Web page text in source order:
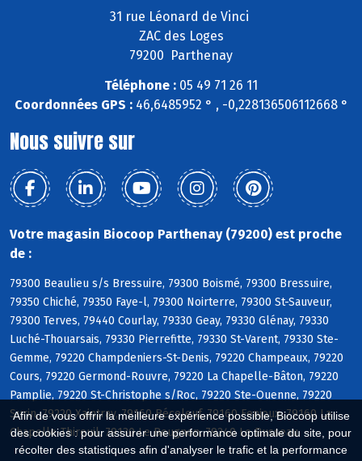
Afin de vous offrir la meilleure expérience possible, Biocoop utilise
des cookies : pour assurer une performance optimale du site, pour
récolter des statistiques afin d'analyser le trafic et la performance
31 rue Léonard de Vinci
ZAC des Loges
79200 Parthenay
Téléphone : 05 49 71 26 11
Coordonnées GPS :46,6485952 ° , -0,228136506112668 °
Nous suivre sur
Votre magasin Biocoop Parthenay (79200) est proche
de :
79300 Beaulieu s/s Bressuire, 79300 Boismé, 79300 Bressuire,
79350 Chiché, 79350 Faye-l, 79300 Noirterre, 79300 St-Sauveur,
79300 Terves, 79440 Courlay, 79330 Geay, 79330 Glénay, 79330
Luché-Thouarsais, 79330 Pierrefitte, 79330 St-Varent, 79330 Ste-
Gemme, 79220 Champdeniers-St-Denis, 79220 Champeaux, 79220
Cours, 79220 Germond-Rouvre, 79220 La Chapelle-Bâton, 79220
Pamplie, 79220 St-Christophe s/Roc, 79220 Ste-Ouenne, 79220
Surin, 79220 Xaintray, 79160 Béceleuf, 79160 Fenioux, 79160 La
Chapelle-Thireuil, 79130 Le Beugnon, 79240 Le Busseau